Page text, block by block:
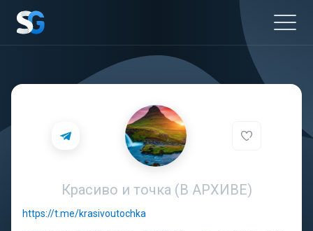
Красиво и точка (В АРХИВЕ)
https://t.me/krasivoutochka